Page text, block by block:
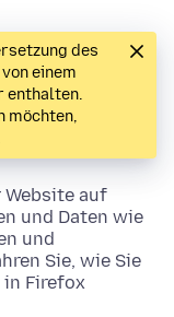
des
einem
enthalten.
möchten,
Website auf
und Daten wie
und
Sie, wie Sie
in Firefox